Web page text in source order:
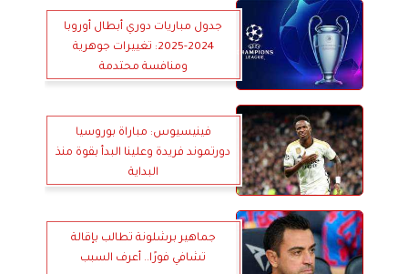
جدول مباريات دوري أبطال أوروبا
2024-2025: تغييرات جوهرية
ومنافسة محتدمة
فينيسيوس: مباراة بوروسيا
دورتموند فريدة وعلينا البدأ بقوة منذ
البداية
جماهير برشلونة تطالب بإقالة
تشافي فورًا.. أعرف السبب